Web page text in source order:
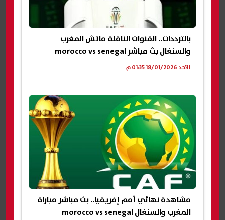
بالترددات.. القنوات الناقلة ماتش المغرب
والسنغال بث مباشر morocco vs senegal
الأحد 18/01/2026 01:35 م
مشاهدة نهائي أمم إفريقيا.. بث مباشر مباراة
المغرب والسنغال morocco vs senegal